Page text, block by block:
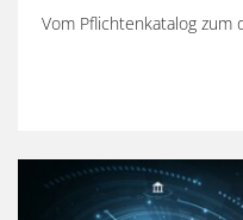
Vom Pflichtenkatalog